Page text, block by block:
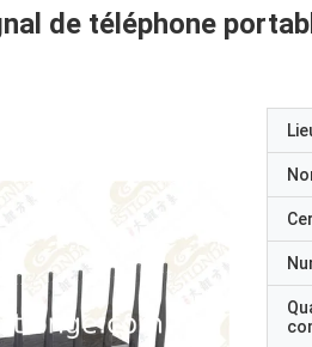
de téléphone